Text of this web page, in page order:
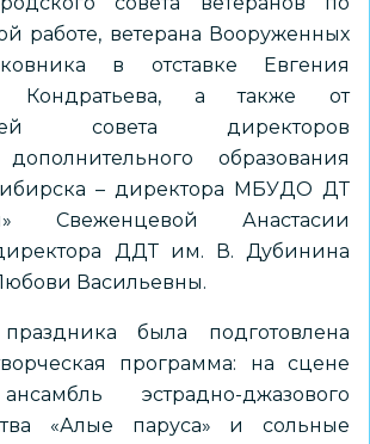
работе, ветерана Вооруженных
в отставке Евгения
Кондратьева, а также от
совета директоров
образования
– директора МБУДО ДТ
Свеженцевой Анастасии
ДДТ им. В. Дубинина
Васильевны.
была подготовлена
программа: на сцене
эстрадно-джазового
«Алые паруса» и сольные